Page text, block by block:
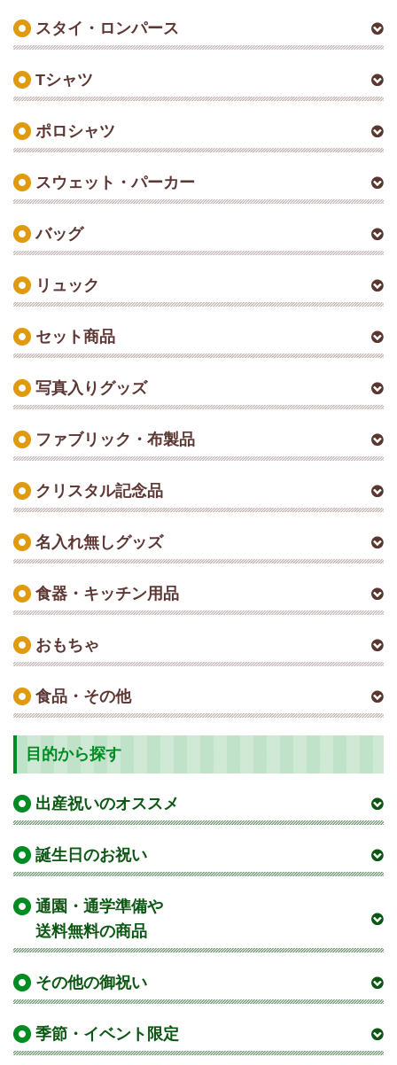
スタイ・ロンパース
Tシャツ
ポロシャツ
スウェット・パーカー
バッグ
リュック
セット商品
写真入りグッズ
ファブリック・布製品
クリスタル記念品
名入れ無しグッズ
食器・キッチン用品
おもちゃ
食品・その他
目的から探す
出産祝いのオススメ
誕生日のお祝い
通園・通学準備や
送料無料の商品
その他の御祝い
季節・イベント限定